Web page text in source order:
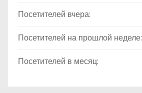
Посетителей вчера:
Посетителей на прошлой неделе:
Посетителей в месяц: